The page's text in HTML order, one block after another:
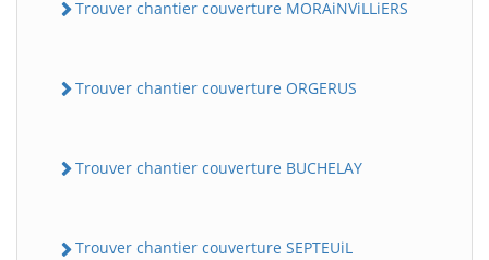
Trouver chantier couverture MORAiNViLLiERS
Trouver chantier couverture ORGERUS
Trouver chantier couverture BUCHELAY
Trouver chantier couverture SEPTEUiL